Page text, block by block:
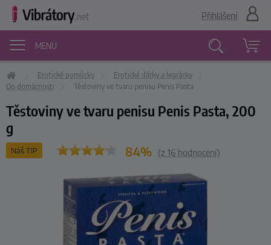
MENU
Přihlášení
Erotické pomůcky
Erotické dárky a legrácky
Do domácnosti
Těstoviny ve tvaru penisu Penis Pasta
Těstoviny ve tvaru penisu Penis Pasta, 200
g
Náš TIP 84% (z 16hodnocení)